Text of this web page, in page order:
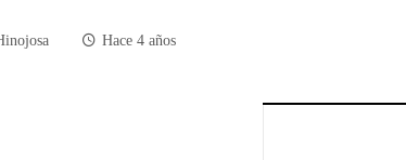
Hace 4 años